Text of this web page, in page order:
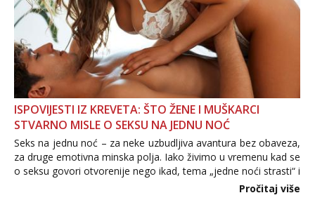
ISPOVIJESTI IZ KREVETA: ŠTO ŽENE I MUŠKARCI
STVARNO MISLE O SEKSU NA JEDNU NOĆ
Seks na jednu noć – za neke uzbudljiva avantura bez obaveza,
za druge emotivna minska polja. Iako živimo u vremenu kad se
o seksu govori otvorenije nego ikad, tema „jedne noći strasti“ i
dalje izaziva burne rasprave. Što zapravo misle žene, a što
Pročitaj više